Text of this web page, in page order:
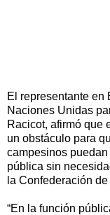
El representante
Naciones Unidas
Racicot, afirmó que
un obstáculo para
campesinos
pública sin
la Confederación
“En la función